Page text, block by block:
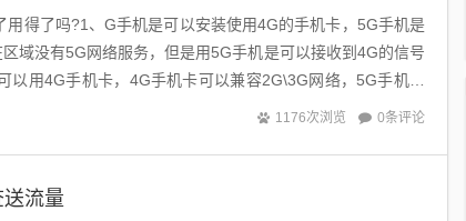
用得了吗?1、G手机是可以安装使用4G的手机卡，5G手机是
域没有5G网络服务，但是用5G手机是可以接收到4G的信号
以用4G手机卡，4G手机卡可以兼容2G\3G网络，5G手机卡
1176次浏览 0条评论
流量